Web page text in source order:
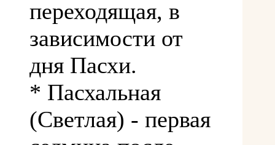
переходящая, в
зависимости от
дня Пасхи.
* Пасхальная
(Светлая) - первая